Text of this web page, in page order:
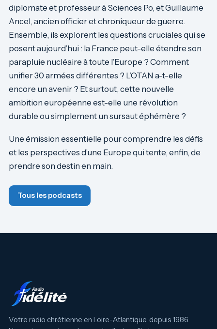
diplomate et professeur à Sciences Po, et Guillaume
Ancel, ancien officier et chroniqueur de guerre.
Ensemble, ils explorent les questions cruciales qui se
posent aujourd’hui : la France peut-elle étendre son
parapluie nucléaire à toute l’Europe ? Comment
unifier 30 armées différentes ? L’OTAN a-t-elle
encore un avenir ? Et surtout, cette nouvelle
ambition européenne est-elle une révolution
durable ou simplement un sursaut éphémère ?
Une émission essentielle pour comprendre les défis
et les perspectives d’une Europe qui tente, enfin, de
prendre son destin en main.
Tous les podcasts
Votre radio chrétienne en Loire-Atlantique, depuis 1986.